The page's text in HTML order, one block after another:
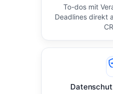
To-dos mit
Deadlines direkt